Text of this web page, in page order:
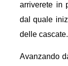
arriverete in
dal quale
delle cascate.
Avanzando